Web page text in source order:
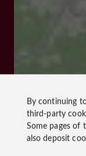
By continuing
third-party
Some pages of
also deposit